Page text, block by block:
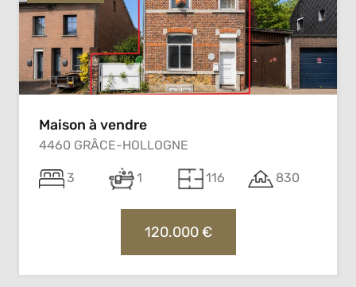
Maison à vendre
4460 GRÂCE-HOLLOGNE
3 1 116 830
120.000 €